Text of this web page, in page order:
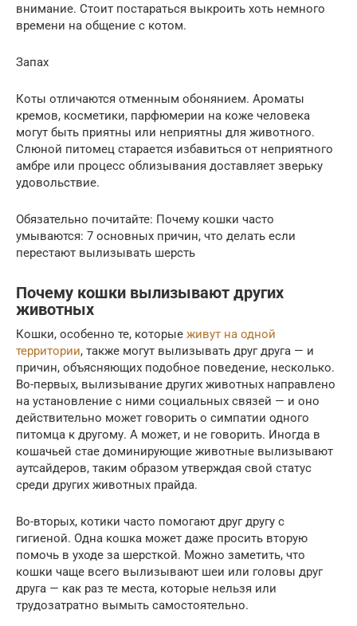
внимание. Стоит постараться выкроить хоть немного
времени на общение с котом.
Запах
Коты отличаются отменным обонянием. Ароматы
кремов, косметики, парфюмерии на коже человека
могут быть приятны или неприятны для животного.
Слюной питомец старается избавиться от неприятного
амбре или процесс облизывания доставляет зверьку
удовольствие.
Обязательно почитайте: Почему кошки часто
умываются: 7 основных причин, что делать если
перестают вылизывать шерсть
Почему кошки вылизывают других
животных
Кошки, особенно те, которые живут на одной
территории, также могут вылизывать друг друга — и
причин, объясняющих подобное поведение, несколько.
Во-первых, вылизывание других животных направлено
на установление с ними социальных связей — и оно
действительно может говорить о симпатии одного
питомца к другому. А может, и не говорить. Иногда в
кошачьей стае доминирующие животные вылизывают
аутсайдеров, таким образом утверждая свой статус
среди других животных прайда.
Во-вторых, котики часто помогают друг другу с
гигиеной. Одна кошка может даже просить вторую
помочь в уходе за шерсткой. Можно заметить, что
кошки чаще всего вылизывают шеи или головы друг
друга — как раз те места, которые нельзя или
трудозатратно вымыть самостоятельно.